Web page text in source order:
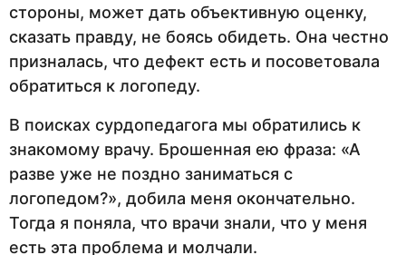
стороны, может дать объективную оценку,
сказать правду, не боясь обидеть. Она честно
призналась, что дефект есть и посоветовала
обратиться к логопеду.
В поисках сурдопедагога мы обратились к
знакомому врачу. Брошенная ею фраза: «А
разве уже не поздно заниматься с
логопедом?», добила меня окончательно.
Тогда я поняла, что врачи знали, что у меня
есть эта проблема и молчали.